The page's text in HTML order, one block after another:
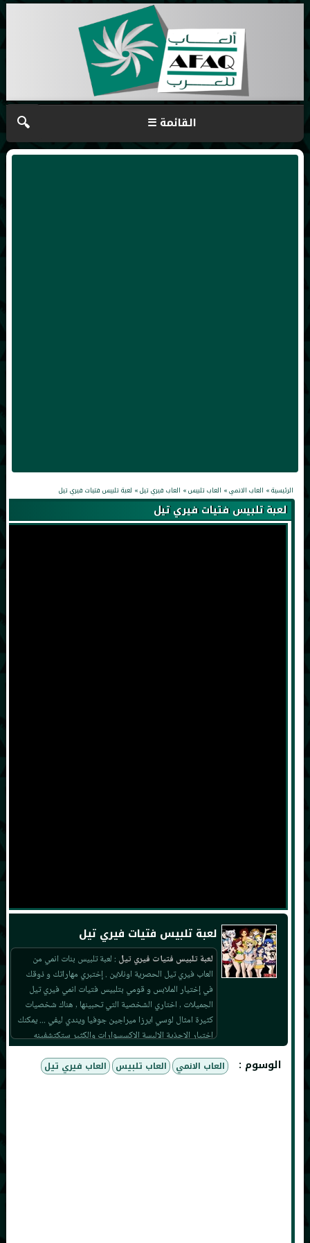
☰ القائمة 🔍
الرئيسية» العاب الانمي» العاب تلبيس» العاب فيري تيل» لعبة تلبيس فتيات فيري تيل
لعبة تلبيس فتيات فيري تيل
لعبة تلبيس فتيات فيري تيل‏
لعبة تلبيس فتيات فيري تيل‏ : لعبة تلبيس بنات انمي من
العاب فيري تيل الحصرية اونلاين . إختبري مهاراتك و ذوقك
في إختيار الملابس و قومي بتلبيس فتيات انمي فيري تيل
الجميلات , اختاري الشخصية التي تحبينها , هناك شخصيات
كثيرة امثال لوسي ايرزا ميراجين جوفيا ويندي ليفي ... يمكنك
اختيار الاحذية الالبسة الاكسسوارات والكثير ستكتشفينه
بنفسك . طريقة اللعب من خلال الماوس .
أنت تلعب الآن لعبة تلبيس فتيات فيري تيل , لا تنسى أن تلعب
الوسوم : العاب الانمي العاب تلبيس العاب فيري تيل